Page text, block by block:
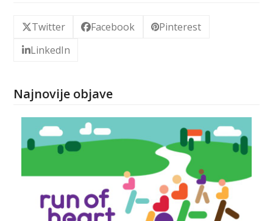
Twitter Facebook
Pinterest
LinkedIn
Najnovije objave